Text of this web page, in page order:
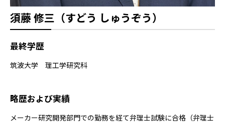
須藤 修三（すどう しゅうぞう）
最終学歴
筑波大学 理工学研究科
略歴および実績
メーカー研究開発部門での勤務を経て弁理士試験に合格（弁理士